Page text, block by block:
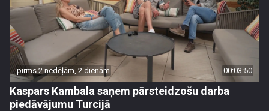
pirms 2 nedēļām, 2 dienām 00:03:50
Kaspars Kambala saņem pārsteidzošu darba
piedāvājumu Turcijā